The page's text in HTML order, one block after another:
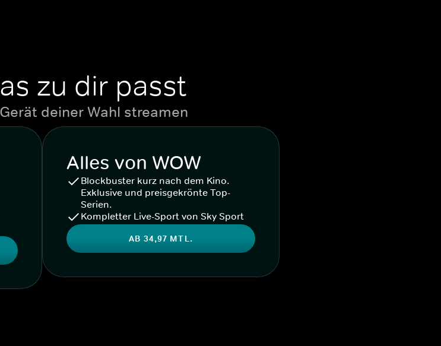
zu dir passt
deiner Wahl streamen
Alles von WOW
Blockbuster kurz nach dem Kino.
Exklusive und preisgekrönte Top-
Serien.
Kompletter Live-Sport von Sky Sport
AB 34,97 MTL.